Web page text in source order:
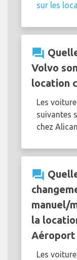
sur les
question_answer
Volvo
location
Les
suivantes
chez
question_answer
manuel/
la
Aéroport
Les